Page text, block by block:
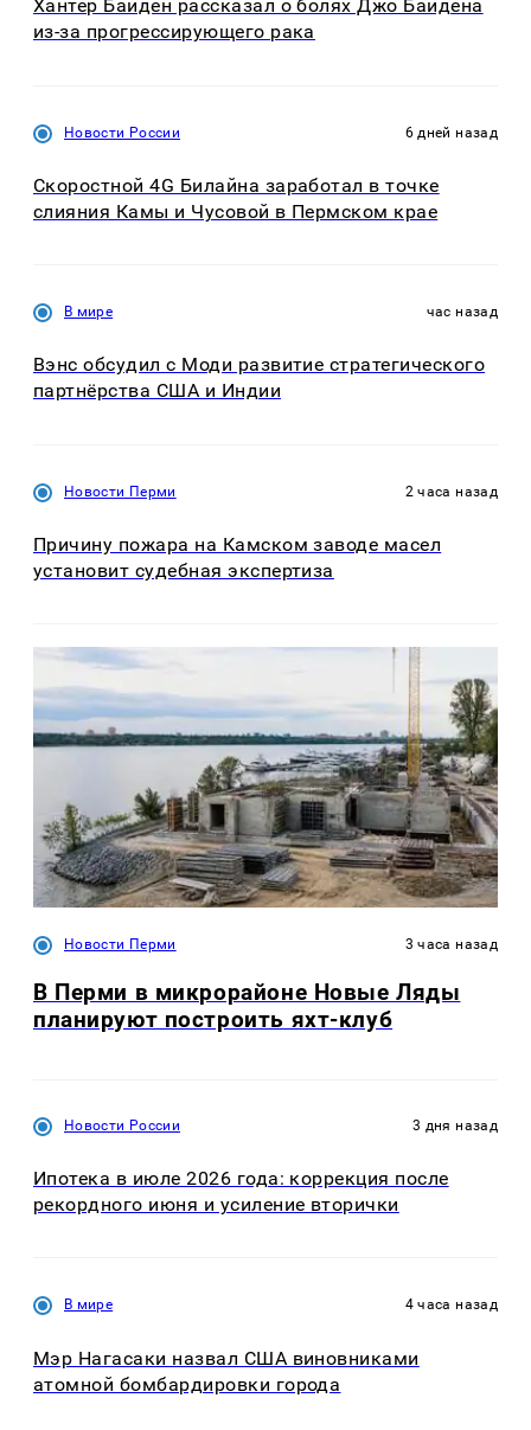
Хантер Байден рассказал о болях Джо Байдена
из-за прогрессирующего рака
Новости России 6 дней назад
Скоростной 4G Билайна заработал в точке
слияния Камы и Чусовой в Пермском крае
В мире час назад
Вэнс обсудил с Моди развитие стратегического
партнёрства США и Индии
Новости Перми 2 часа назад
Причину пожара на Камском заводе масел
установит судебная экспертиза
Новости Перми 3 часа назад
В Перми в микрорайоне Новые Ляды
планируют построить яхт-клуб
Новости России 3 дня назад
Ипотека в июле 2026 года: коррекция после
рекордного июня и усиление вторички
В мире 4 часа назад
Мэр Нагасаки назвал США виновниками
атомной бомбардировки города